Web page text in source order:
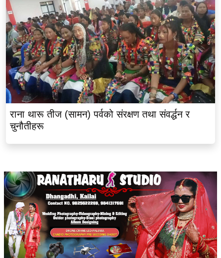
राना थारू तीज (सामन) पर्वको संरक्षण तथा संवर्द्धन र
चुनौतीहरू